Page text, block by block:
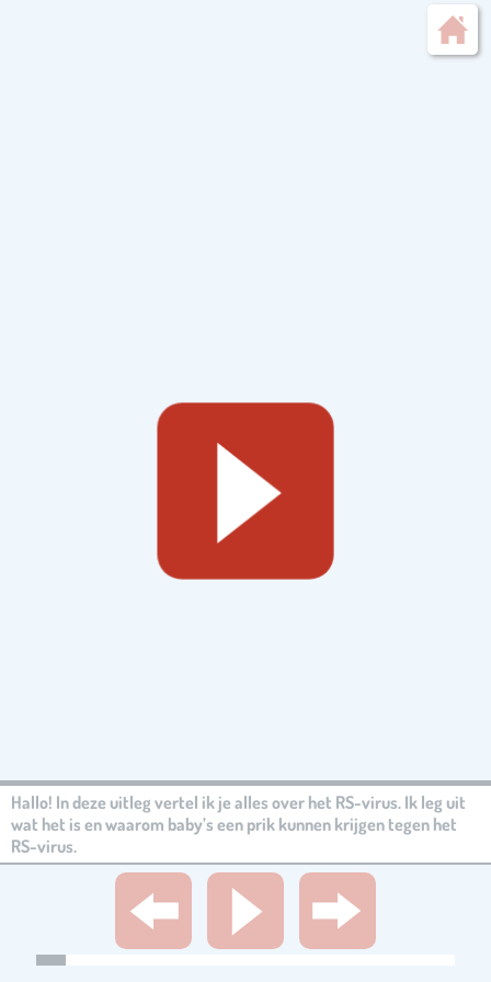
Hallo! In deze uitleg vertel ik je alles over het RS-virus. Ik leg uit
wat het is en waarom baby’s een prik kunnen krijgen tegen het
RS-virus.